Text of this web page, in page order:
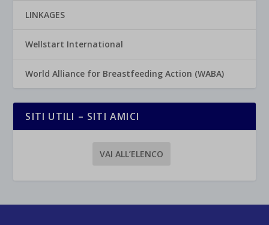
LINKAGES
Wellstart International
World Alliance for Breastfeeding Action (WABA)
SITI UTILI – SITI AMICI
VAI ALL’ELENCO